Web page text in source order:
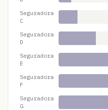
Seguradora
C
Seguradora
D
Seguradora
E
Seguradora
F
Seguradora
G